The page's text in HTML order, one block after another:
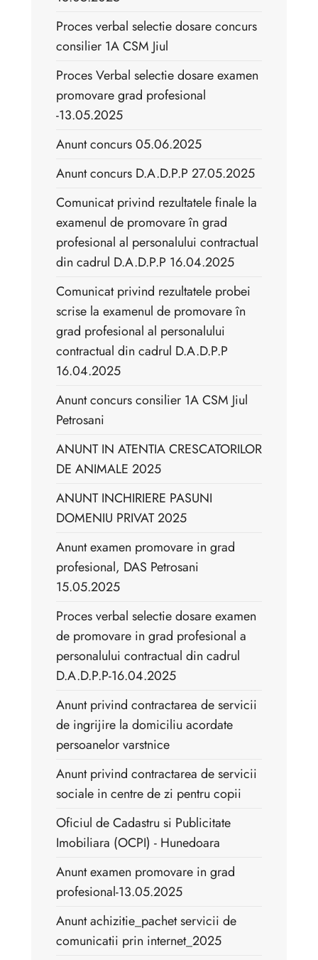
Proces verbal selectie dosare concurs
consilier 1A CSM Jiul
Proces Verbal selectie dosare examen
promovare grad profesional
-13.05.2025
Anunt concurs 05.06.2025
Anunt concurs D.A.D.P.P 27.05.2025
Comunicat privind rezultatele finale la
examenul de promovare în grad
profesional al personalului contractual
din cadrul D.A.D.P.P 16.04.2025
Comunicat privind rezultatele probei
scrise la examenul de promovare în
grad profesional al personalului
contractual din cadrul D.A.D.P.P
16.04.2025
Anunt concurs consilier 1A CSM Jiul
Petrosani
ANUNT IN ATENTIA CRESCATORILOR
DE ANIMALE 2025
ANUNT INCHIRIERE PASUNI
DOMENIU PRIVAT 2025
Anunt examen promovare in grad
profesional, DAS Petrosani
15.05.2025
Proces verbal selectie dosare examen
de promovare in grad profesional a
personalului contractual din cadrul
D.A.D.P.P-16.04.2025
Anunt privind contractarea de servicii
de ingrijire la domiciliu acordate
persoanelor varstnice
Anunt privind contractarea de servicii
sociale in centre de zi pentru copii
Oficiul de Cadastru si Publicitate
Imobiliara (OCPI) - Hunedoara
Anunt examen promovare in grad
profesional-13.05.2025
Anunt achizitie_pachet servicii de
comunicatii prin internet_2025